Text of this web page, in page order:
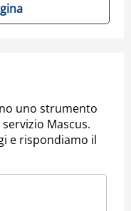
uno strumento
Mascus.
e rispondiamo il